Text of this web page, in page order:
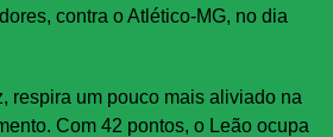
contra o Atlético-MG, no dia
respira um pouco mais aliviado na
Com 42 pontos, o Leão ocupa